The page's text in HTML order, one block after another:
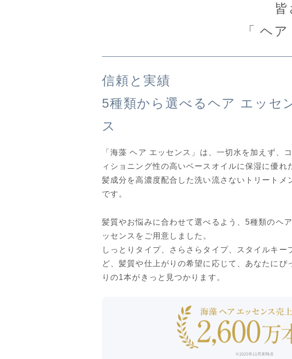
「 ヘ
信頼と実績
5種類から選べるヘア エッセ
ス
「海藻 ヘア エッセンス」は、一切水を加えず、
ィショニング性の高いベースオイルに保湿に優れ
髪成分を高濃度配合した洗い流さないトリートメ
です。
髪質やお悩みに合わせて選べるよう、5種類のヘ
ッセンスをご用意しました。
しっとりタイプ、さらさらタイプ、スタイルキー
ど、髪質や仕上がりの希望に応じて、あなたにぴ
りの1本がきっと見つかります。